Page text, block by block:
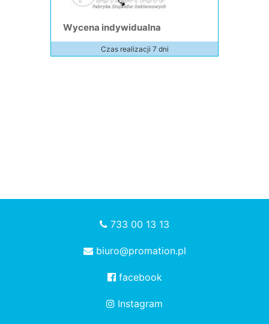
Wycena indywidualna
Czas realizacji 7 dni
733 00 13 13
biuro@promation.pl
facebook
Instagram